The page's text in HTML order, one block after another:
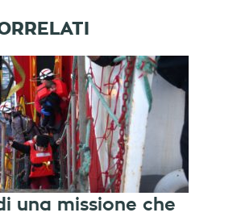
una missione che